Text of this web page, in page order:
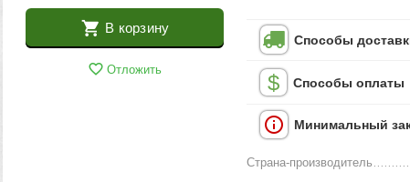
В корзину
Отложить
Способы
Способы оплаты
Минимальный
Страна-производитель